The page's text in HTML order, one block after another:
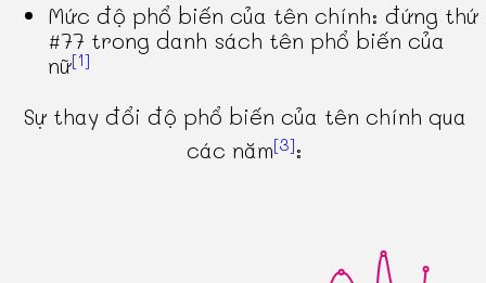
Mức độ phổ biến của tên chính: đứng thứ
#77 trong danh sách tên phổ biến của
nữ[1]
Sự thay đổi độ phổ biến của tên chính qua
các năm[3]: